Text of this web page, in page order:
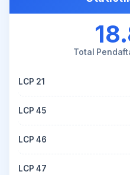
Total
LCP 21
LCP 45
LCP 46
LCP 47